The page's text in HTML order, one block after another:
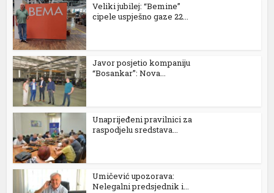
Veliki jubilej: “Bemine”
cipele uspješno gaze 22...
Javor posjetio kompaniju
“Bosankar”: Nova...
Unaprijeđeni pravilnici za
raspodjelu sredstava...
Umičević upozorava:
Nelegalni predsjednik i...